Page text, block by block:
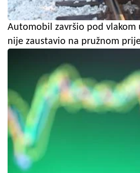
Automobil završio pod vlakom
nije zaustavio na pružnom